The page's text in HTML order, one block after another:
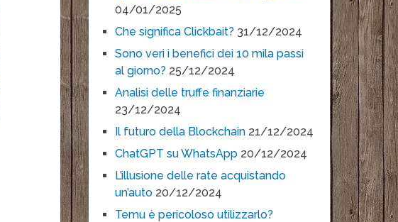
04/01/2025
Che significa Clickbait? 31/12/2024
Sono veri i benefici dei 10 mila passi
al giorno? 25/12/2024
Analisi delle truffe finanziarie
23/12/2024
Il futuro della Blockchain 21/12/2024
ChatGPT su WhatsApp 20/12/2024
L’illusione delle rate acquistando
un’auto 20/12/2024
Temu è pericoloso utilizzarlo?